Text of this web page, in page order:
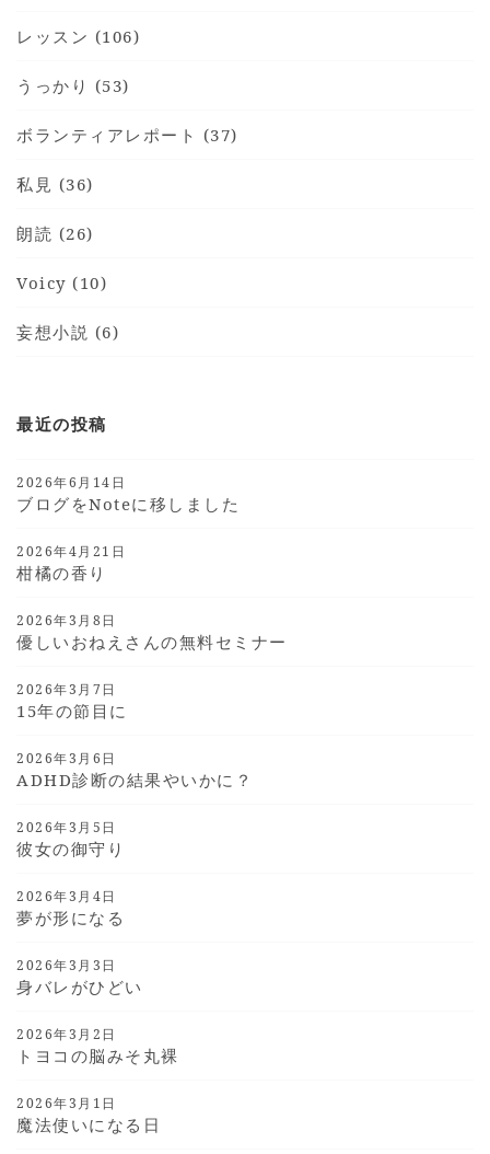
レッスン (106)
うっかり (53)
ボランティアレポート (37)
私見 (36)
朗読 (26)
Voicy (10)
妄想小説 (6)
最近の投稿
2026年6月14日
ブログをnoteに移しました
2026年4月21日
柑橘の香り
2026年3月8日
優しいおねえさんの無料セミナー
2026年3月7日
15年の節目に
2026年3月6日
ADHD診断の結果やいかに？
2026年3月5日
彼女の御守り
2026年3月4日
夢が形になる
2026年3月3日
身バレがひどい
2026年3月2日
トヨコの脳みそ丸裸
2026年3月1日
魔法使いになる日